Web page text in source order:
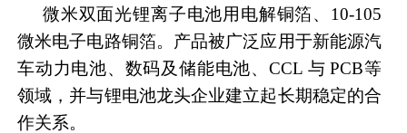
微米双面光锂离子电池用电解铜箔、 10-105
微米电子电路铜箔。产品被广泛应用于新能源汽
车动力电池、数码及储能电池、 CCL 与 PCB等
领域，并与锂电池龙头企业建立起长期稳定的合
作关系。